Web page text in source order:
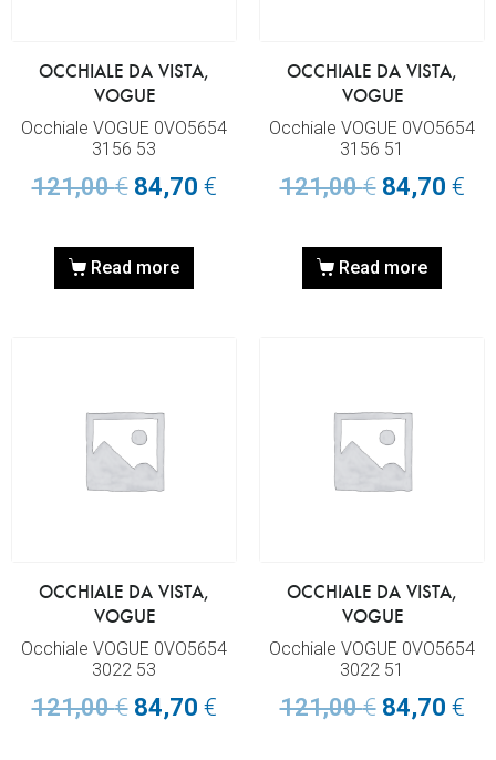
OCCHIALE DA VISTA,
VOGUE
Occhiale VOGUE 0VO5654
3156 53
121,00€ 84,70 €
Read more
OCCHIALE DA VISTA,
VOGUE
Occhiale VOGUE 0VO5654
3156 51
121,00€ 84,70 €
Read more
OCCHIALE DA VISTA,
VOGUE
Occhiale VOGUE 0VO5654
3022 53
121,00€ 84,70 €
OCCHIALE DA VISTA,
VOGUE
Occhiale VOGUE 0VO5654
3022 51
121,00€ 84,70 €